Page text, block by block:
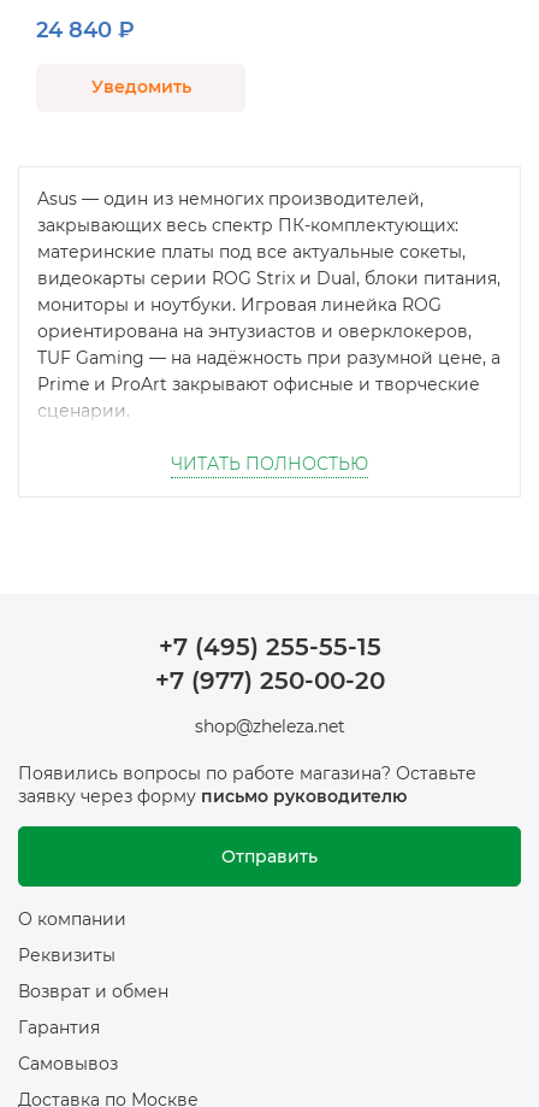
24 840 ₽
Уведомить
Asus — один из немногих производителей,
закрывающих весь спектр ПК-комплектующих:
материнские платы под все актуальные сокеты,
видеокарты серии ROG Strix и Dual, блоки питания,
мониторы и ноутбуки. Игровая линейка ROG
ориентирована на энтузиастов и оверклокеров,
TUF Gaming — на надёжность при разумной цене, а
Prime и ProArt закрывают офисные и творческие
сценарии.
видеокарты Asus, которые можно забрать
найдётся подходящая плата или видеокарта
именно в наличии, а не «под заказ».
ЧИТАТЬ ПОЛНОСТЬЮ
+7 (495) 255-55-15
+7 (977) 250-00-20
shop@zheleza.net
Появились вопросы по работе магазина? Оставьте
заявку через форму письмо руководителю
Отправить
О компании
Реквизиты
Возврат и обмен
Гарантия
Самовывоз
Доставка по Москве